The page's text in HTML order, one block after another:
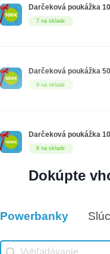
7 na sklade
Darčeková poukážka
9 na sklade
Darčeková poukážka
8 na sklade
Darčeková poukážka
14 na sklade
Dokúpte
Vhodné
Powerbanky
Vhodné
Search content